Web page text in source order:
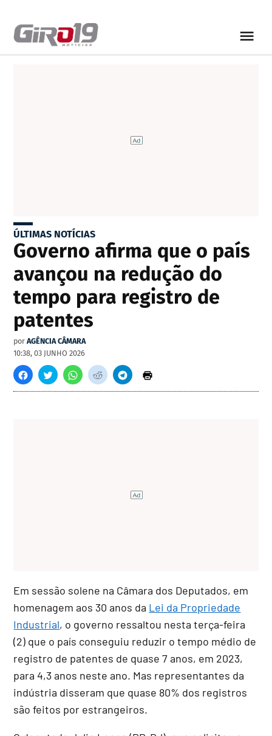
ÚLTIMAS NOTÍCIAS
Governo afirma que o país
avançou na redução do
tempo para registro de
patentes
por AGÊNCIA CÂMARA
10:38, 03 JUNHO 2026
Em sessão solene na Câmara dos Deputados, em
homenagem aos 30 anos da Lei da Propriedade
Industrial, o governo ressaltou nesta terça-feira
(2) que o país conseguiu reduzir o tempo médio de
registro de patentes de quase 7 anos, em 2023,
para 4,3 anos neste ano. Mas representantes da
indústria disseram que quase 80% dos registros
são feitos por estrangeiros.